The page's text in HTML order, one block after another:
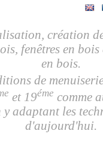
création
fenêtres en bois
en bois.
de
et 19éme comme
y adaptant les
d'aujourd'hui.